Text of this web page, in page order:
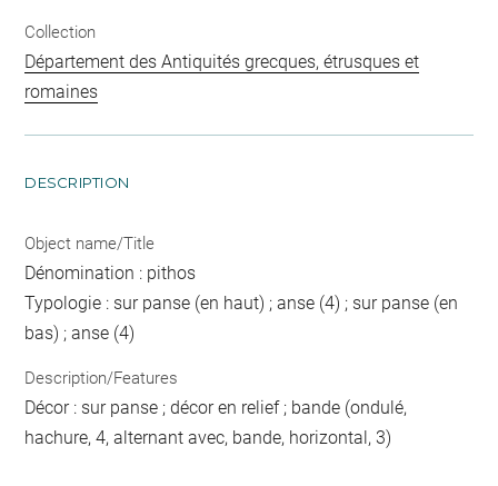
Collection
Département des Antiquités grecques, étrusques et
romaines
DESCRIPTION
Object name/Title
Dénomination : pithos
Typologie : sur panse (en haut) ; anse (4) ; sur panse (en
bas) ; anse (4)
Description/Features
Décor : sur panse ; décor en relief ; bande (ondulé,
hachure, 4, alternant avec, bande, horizontal, 3)